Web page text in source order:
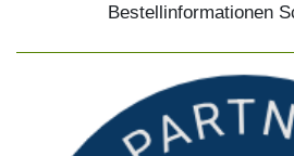
Bestellinformationen